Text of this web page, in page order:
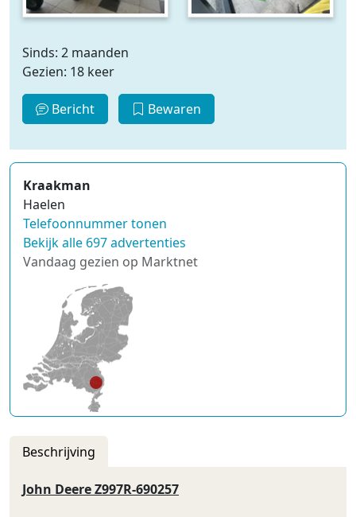
Sinds: 2 maanden
Gezien: 18 keer
Bericht Bewaren
Kraakman
Haelen
Telefoonnummer tonen
Bekijk alle 697 advertenties
Vandaag gezien op Marktnet
Beschrijving
John Deere Z997R-690257